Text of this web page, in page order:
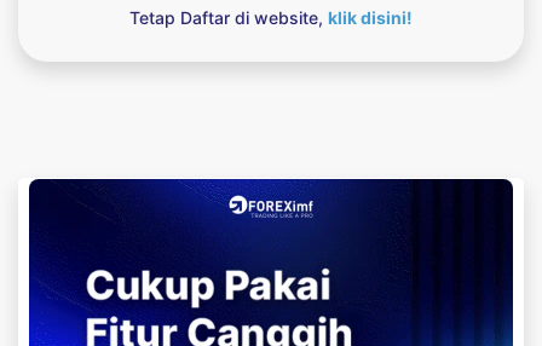
Tetap Daftar di website, klik disini!